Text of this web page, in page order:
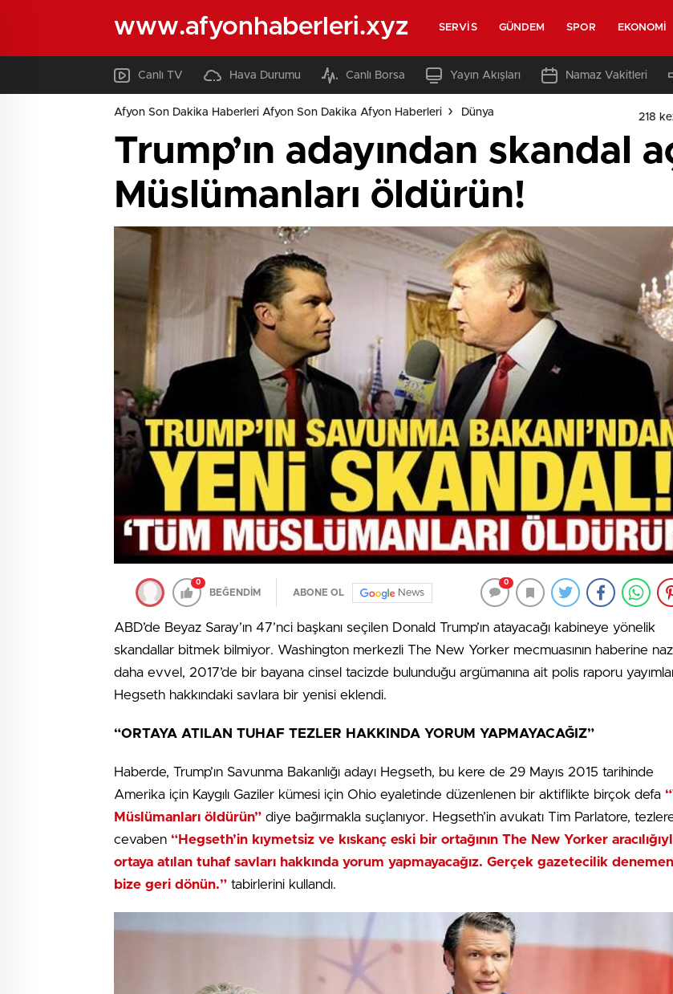
www.afyonhaberleri.xyz SERVIS GÜNDEM SPOR EKONOMI
Canlı TV Hava Durumu Canlı Borsa Yayın Akışları Namaz Vakitleri
Afyon Son Dakika Haberleri Afyon Son Dakika Afyon Haberleri Dünya 218
Trump’ın adayından skandal
Müslümanları öldürün!
0
BEĞENDİM ABONE OL News
0
ABD’de Beyaz Saray’ın 47’nci başkanı seçilen Donald Trump’ın atayacağı kabineye yönelik
skandallar bitmek bilmiyor. Washington merkezli The New Yorker mecmuasının haberine
daha evvel, 2017’de bir bayana cinsel tacizde bulunduğu argümanına ait polis raporu
Hegseth hakkındaki savlara bir yenisi eklendi.
“ORTAYA ATILAN TUHAF TEZLER HAKKINDA YORUM YAPMAYACAĞIZ”
Haberde, Trump’ın Savunma Bakanlığı adayı Hegseth, bu kere de 29 Mayıs 2015 tarihinde
Amerika için Kaygılı Gaziler kümesi için Ohio eyaletinde düzenlenen bir aktiflikte birçok defa
Müslümanları öldürün” diye bağırmakla suçlanıyor. Hegseth’in avukatı Tim Parlatore,
cevaben “Hegseth’in kıymetsiz ve kıskanç eski bir ortağının The New Yorker
ortaya atılan tuhaf savları hakkında yorum yapmayacağız. Gerçek gazetecilik
bize geri dönün.” tabirlerini kullandı.